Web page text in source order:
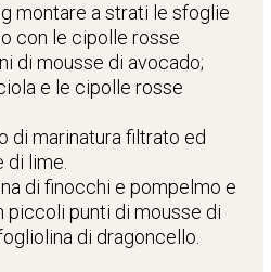
montare a strati le sfoglie
con le cipolle rosse
di mousse di avocado;
e le cipolle rosse
di marinatura filtrato ed
lime.
di finocchi e pompelmo e
piccoli punti di mousse di
di dragoncello.